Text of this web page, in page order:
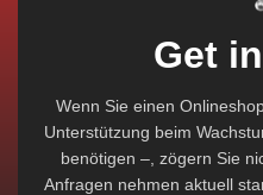
Get
Wenn Sie einen
Unterstützung beim
benötigen –, zögern Sie
Anfragen nehmen aktuell